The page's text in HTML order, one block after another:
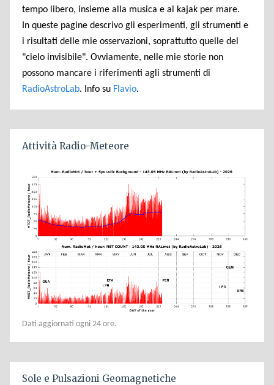
tempo libero, insieme alla musica e al kajak per mare.
In queste pagine descrivo gli esperimenti, gli strumenti e
i risultati delle mie osservazioni, soprattutto quelle del
"cielo invisibile". Ovviamente, nelle mie storie non
possono mancare i riferimenti agli strumenti di
RadioAstroLab. Info su Flavio.
Attività Radio-Meteore
Dati aggiornati ogni 24 ore.
Sole e Pulsazioni Geomagnetiche